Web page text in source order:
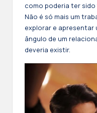
como poderia ter sido
Não é só mais um
explorar e apresentar
ângulo de um
deveria existir.